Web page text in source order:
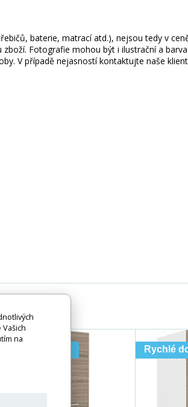
baterie, matrací atd.), nejsou tedy v
Fotografie mohou být i ilustrační a
V případě nejasností kontaktujte naše
Rychlé
na